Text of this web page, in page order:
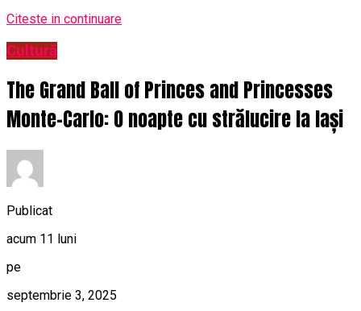
Citeste in continuare
Cultură
The Grand Ball of Princes and Princesses
Monte-Carlo: O noapte cu strălucire la Iași
Publicat
acum 11 luni
pe
septembrie 3, 2025